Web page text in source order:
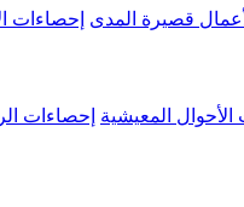
قصيرة المدى إحصاءات
الأحوال المعيشية إحصاءات